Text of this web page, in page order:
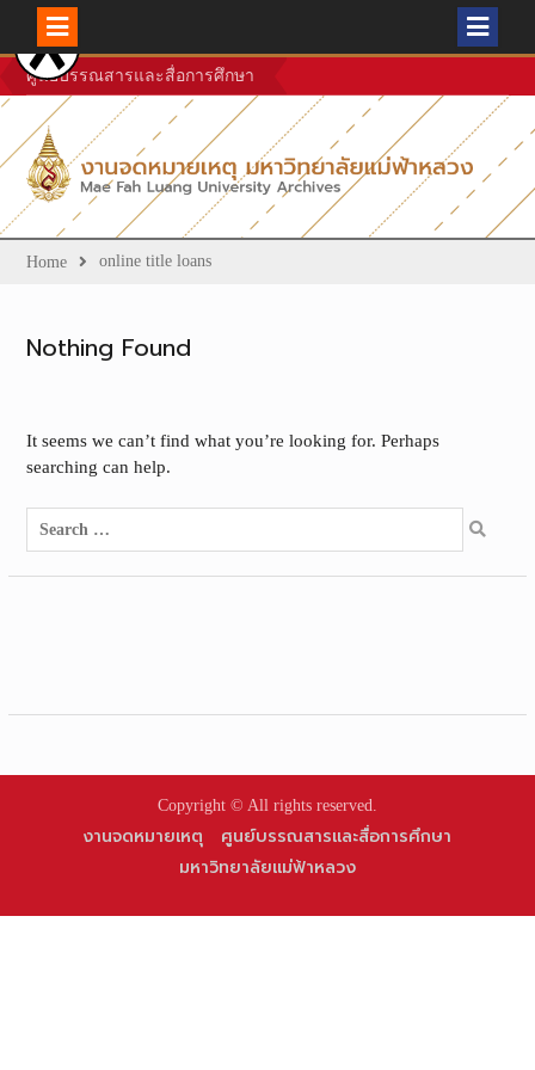
Skip
to
content
ศูนย์บรรณสารและสื่อการศึกษา
Home online title loans
Nothing Found
It seems we can’t find what you’re looking for. Perhaps
searching can help.
Search
for:
Copyright © All rights reserved.
งานจดหมายเหตุ
ศูนย์บรรณสารและสื่อการศึกษา
มหาวิทยาลัยแม่ฟ้าหลวง